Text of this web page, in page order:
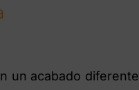
un acabado diferente